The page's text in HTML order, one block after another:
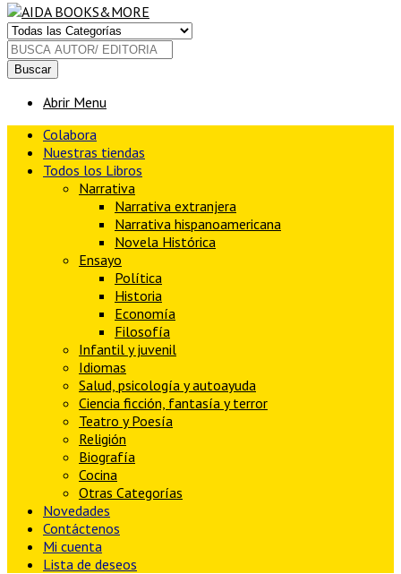
Buscar
Abrir Menu
Colabora
Nuestras tiendas
Todos los Libros
Narrativa
Narrativa extranjera
Narrativa hispanoamericana
Novela Histórica
Ensayo
Política
Historia
Economía
Filosofía
Infantil y juvenil
Idiomas
Salud, psicología y autoayuda
Ciencia ficción, fantasía y terror
Teatro y Poesía
Religión
Biografía
Cocina
Otras Categorías
Novedades
Contáctenos
Mi cuenta
Lista de deseos